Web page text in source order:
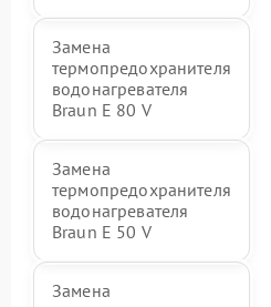
Замена
термопредохранителя
водонагревателя
Braun E 80 V
Замена
термопредохранителя
водонагревателя
Braun E 50 V
Замена